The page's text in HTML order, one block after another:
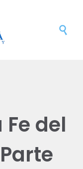

Fe del